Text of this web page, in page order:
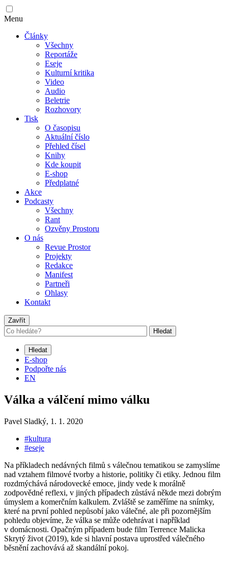
Menu
Články
Všechny
Reportáže
Eseje
Kulturní kritika
Video
Audio
Beletrie
Rozhovory
Tisk
O časopisu
Aktuální číslo
Přehled čísel
Knihy
Kde koupit
E-shop
Předplatné
Akce
Podcasty
Všechny
Rant
Ozvěny Prostoru
O nás
Revue Prostor
Projekty
Redakce
Manifest
Partneři
Ohlasy
Kontakt
Zavřít
Hledat
Hledat
E-shop
Podpořte nás
EN
Válka a válčení mimo válku
Pavel Sladký, 1. 1. 2020
#kultura
#eseje
Na příkladech nedávných filmů s válečnou tematikou se zamyslíme
nad vztahem filmové tvorby a historie, politiky či etiky. Jednou film
rozdmýchává národovecké emoce, jindy vede k morálně
zodpovědné reflexi, v jiných případech zůstává někde mezi dobrým
úmyslem a komerčním kalkulem. Zvláště se zaměříme na snímky,
které na první pohled nepůsobí jako válečné, ale při pozornějším
pohledu objevíme, že válka se může odehrávat i například
v domácnosti. Opačným případem bude film Terrence Malicka
Skrytý život (2019), kde si hlavní postava uprostřed válečného
běsnění zachovává až skandální pokoj.